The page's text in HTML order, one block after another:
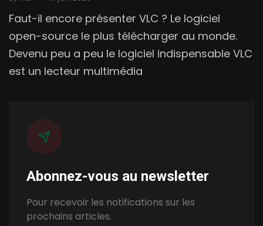
Faut-il encore présenter VLC ? Le logiciel
open-source le plus télécharger au monde.
Devenu peu a peu le logiciel indispensable VLC
est un lecteur multimédia
Abonnez-vous au newsletter
Pour recevoir les notifications sur les
prochains articles.